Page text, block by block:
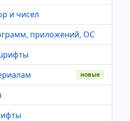
и чисел
приложений, ОС
новые